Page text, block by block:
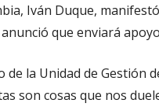
Iván Duque,
que enviará
la Unidad de Gestión
son cosas que nos